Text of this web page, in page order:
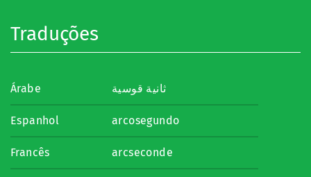
Traduções
Árabe ثانية قوسية
Espanhol arcosegundo
Francês arcseconde